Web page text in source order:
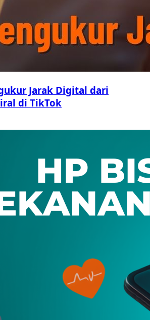
Jarak Digital dari
di TikTok